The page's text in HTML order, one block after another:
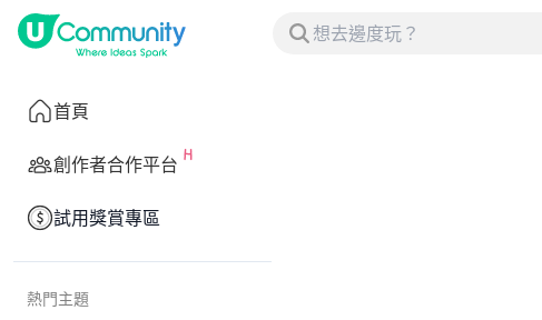
首頁
創作者合作平台
試用獎賞專區
熱門主題